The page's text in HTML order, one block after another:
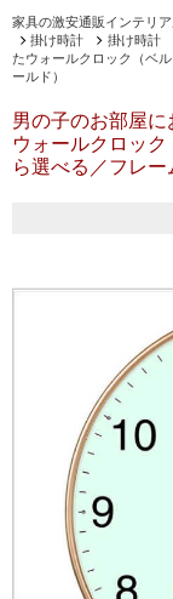
家具の激安通販インテリ
掛け時計
掛け時計
たウォールクロック（ベ
ールド）
男の子のお部屋
ウォールクロッ
ら選べる／フレー